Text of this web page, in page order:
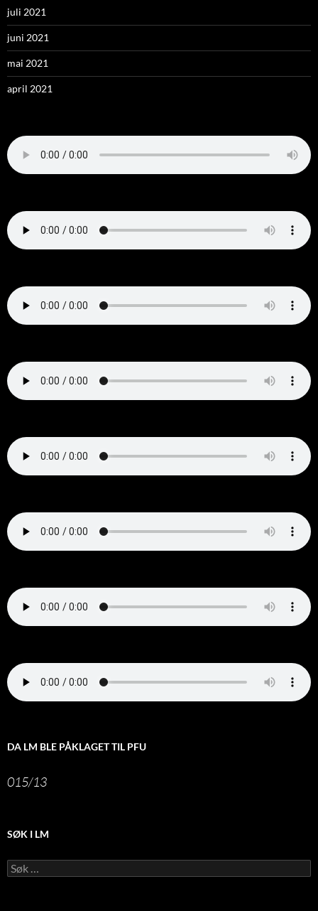
juli 2021
juni 2021
mai 2021
april 2021
DA LM BLE PÅKLAGET TIL PFU
015/13
SØK I LM
Leit
etter: